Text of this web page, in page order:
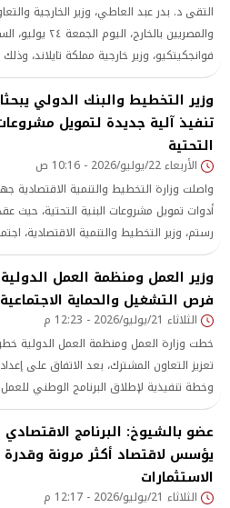
التقى د. بدر عبد العاطي، وزير الخارجية
والمصريين بالخارج،
فوانجكيتكيو، وزير خارجية مملكة تايلاند،
الاجتماع الوزاري لرابطة دول جنوب شرق آسيا
بالعاصمة الفلبينية مانيلا.
وزير التخطيط والبنك الدولي
تنفيذ آلية جديدة لتمويل
التحتية
الأربعاء 22/يوليو/2026 - 10:16 ص
واصلت وزارة التخطيط والتنمية الاقتصادية
أدوات تمويل مشروعات البنية التحتية، حيث
رستم، وزير التخطيط والتنمية الاقتصادية،
مجموعة البنك الدولي
وزير العمل ومنظمة العمل الدولية
فرص التشغيل والحماية الاجتماعية
الثلاثاء 21/يوليو/2026 - 12:23 م
خطت وزارة العمل ومنظمة العمل الدولية
تعزيز التعاون المشترك، بعد الاتفاق على
وخطة تنفيذية لإطلاق البرنامج الوطني
عضو بالشيوخ: البرنامج
يؤسس لاقتصاد أكثر مرونة
الاستثمارات
الثلاثاء 21/يوليو/2026 - 12:17 م